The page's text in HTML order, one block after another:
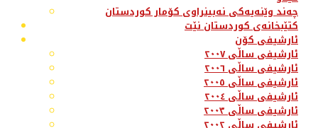
چەند وێنەیەکی نەبینراوی کۆمار کوردستان
کتێبخانەی کوردستان نێت
ئارشیفی کۆن
ئارشیفی ساڵی ٢٠٠٧
ئارشیفی ساڵی ٢٠٠٦
ئارشیفی ساڵی ٢٠٠٥
ئارشیفی ساڵی ٢٠٠٤
ئارشیفی ساڵی ٢٠٠٣